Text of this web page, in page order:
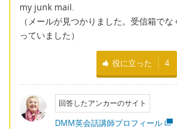
my junk mail.
（メールが見つかりました。受信箱で
っていました）
役に立った 4
回答したアンカーのサイト
DMM英会話講師プロフィール